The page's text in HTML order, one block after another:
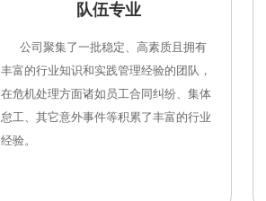
队伍专业
丰富的行业知识和实践管理经验的团队，
在危机处理方面诸如员工合同纠纷、集体
怠工、其它意外事件等积累了丰富的行业
经验。